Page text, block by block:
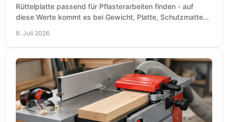
Rüttelplatte passend für Pflasterarbeiten finden - auf
diese Werte kommt es bei Gewicht, Platte, Schutzmatte
8. Juli 2026